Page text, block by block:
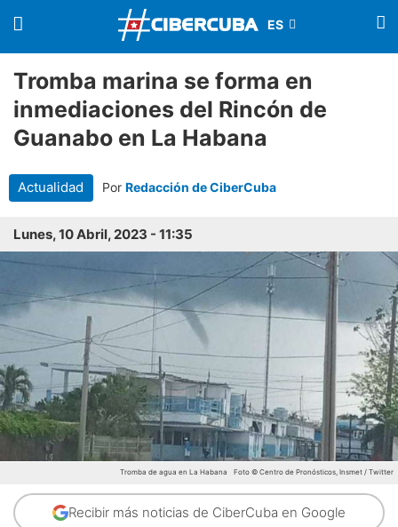
Tromba marina se forma en
inmediaciones del Rincón de
Guanabo en La Habana
Actualidad Por Redacción de CiberCuba
Lunes, 10 Abril, 2023 - 11:35
Tromba de agua en La Habana Foto © Centro de Pronósticos, Insmet / Twitter
Recibir más noticias de CiberCuba en Google